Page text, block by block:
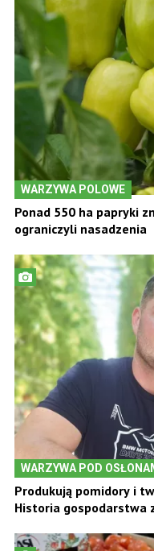
WARZYWA POLOWE
Ponad 550 ha papryki
ograniczyli nasadzenia
WARZYWA POD
Produkują pomidory i
Historia gospodarstwa